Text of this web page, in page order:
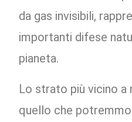
da gas invisibili,
importanti difese
pianeta.
Lo strato più vicino a
quello che